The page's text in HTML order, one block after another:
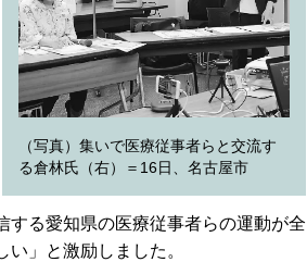
（写真）集いで医療従事者らと交流す
る倉林氏（右）＝16日、名古屋市
する愛知県の医療従事者らの運動が全
」と激励しました。